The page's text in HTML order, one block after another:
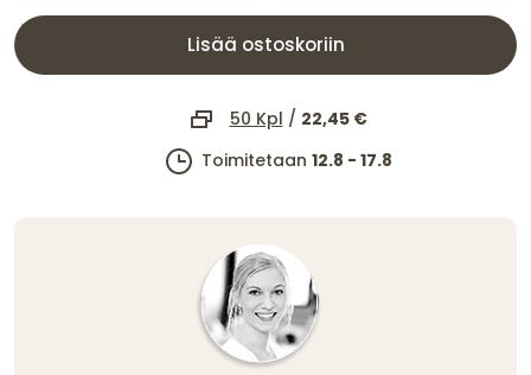
Lisää ostoskoriin
50 Kpl / 22,45 €
Toimitetaan 12.8 - 17.8